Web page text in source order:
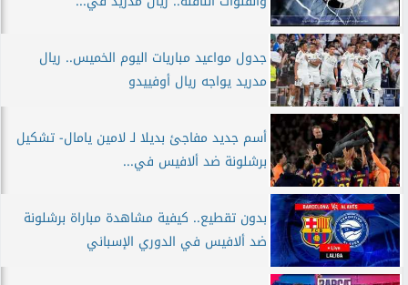
جدول مواعيد مباريات اليوم الخميس.. ريال
مدريد يواجه ريال أوفييدو
أسم جديد مفاجئ بديلا لـ لامين يامال- تشكيل
برشلونة ضد ألافيس في...
بدون تقطيع.. كيفية مشاهدة مباراة برشلونة
ضد ألافيس في الدوري الإسباني